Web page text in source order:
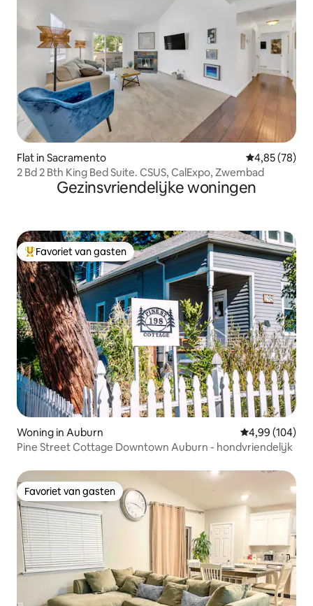
Flat in Sacramento Gemiddelde
4,85 (78)
2 Bd 2 Bth King Bed Suite. CSUS, CalExpo, Zwembad
Gezinsvriendelijke woningen
Topfavoriet van gasten
Favoriet van gasten
Woning in Auburn Gemiddelde
4,99 (104)
Pine Street Cottage Downtown Auburn - hondvriendelijk
Favoriet van gasten
Favoriet van gasten